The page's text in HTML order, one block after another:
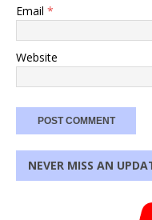
Email *
Website
NEVER MISS AN